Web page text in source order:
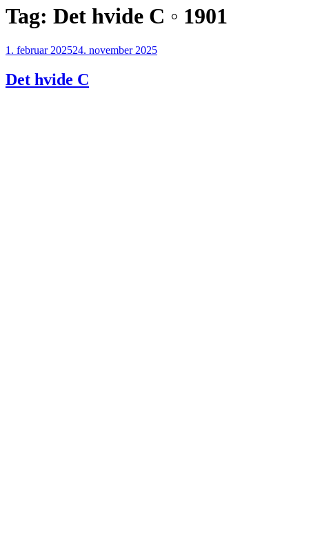
Tag: Det hvide C ◦ 1901
Udgivet
1. februar 202524. november 2025
Det hvide C